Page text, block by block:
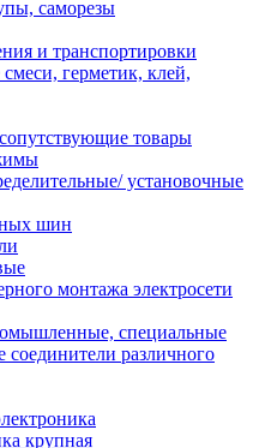
саморезы
и транспортировки
герметик, клей,
товары
установочные
шин
монтажа электросети
специальные
соединители различного
крупная